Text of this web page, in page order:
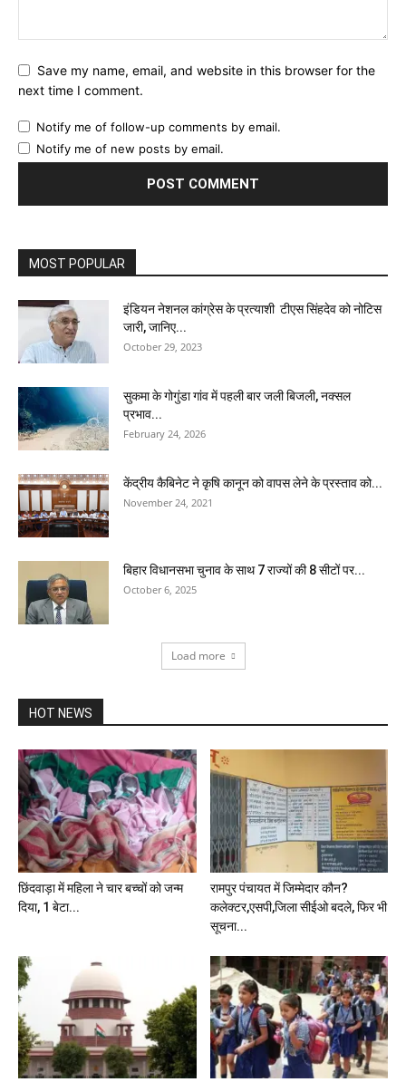
Save my name, email, and website in this browser for the
next time I comment.
Notify me of follow-up comments by email.
Notify me of new posts by email.
MOST POPULAR
इंडियन नेशनल कांग्रेस के प्रत्याशी टीएस सिंहदेव को नोटिस
जारी, जानिए...
October 29, 2023
सुकमा के गोगुंडा गांव में पहली बार जली बिजली, नक्सल
प्रभाव...
February 24, 2026
केंद्रीय कैबिनेट ने कृषि कानून को वापस लेने के प्रस्ताव को...
November 24, 2021
बिहार विधानसभा चुनाव के साथ 7 राज्यों की 8 सीटों पर...
October 6, 2025
Load more
HOT NEWS
छिंदवाड़ा में महिला ने चार बच्चों को जन्म
दिया, 1 बेटा...
रामपुर पंचायत में जिम्मेदार कौन?
कलेक्टर,एसपी,जिला सीईओ बदले, फिर भी
सूचना...